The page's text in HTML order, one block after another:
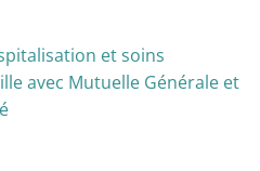
et soins
avec Mutuelle Générale et